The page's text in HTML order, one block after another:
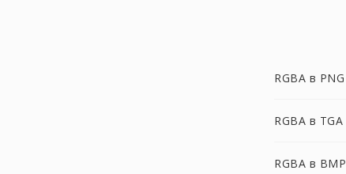
RGBA в PNG
RGBA в TGA
RGBA в BMP